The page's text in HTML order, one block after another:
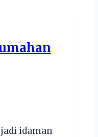
idaman